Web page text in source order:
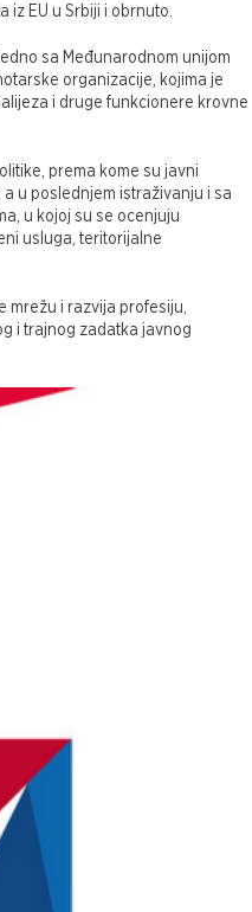
EU u Srbiji i obrnuto.
sa Međunarodnom unijom
organizacije, kojima je
i druge funkcionere krovne
prema kome su javni
u poslednjem istraživanju i sa
u kojoj su se ocenjuju
usluga, teritorijalne
i razvija profesiju,
i trajnog zadatka javnog